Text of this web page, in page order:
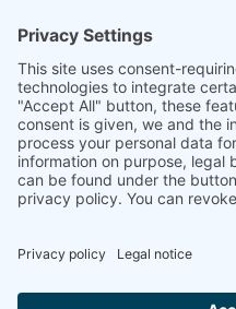
Konfigurator
Välj ditt språk
DE
EN
PL